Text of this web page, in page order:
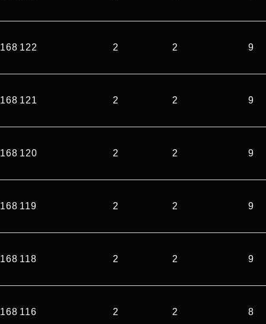
168 122 2 2 9
168 121 2 2 9
168 120 2 2 9
168 119 2 2 9
168 118 2 2 9
168 116 2 2 8